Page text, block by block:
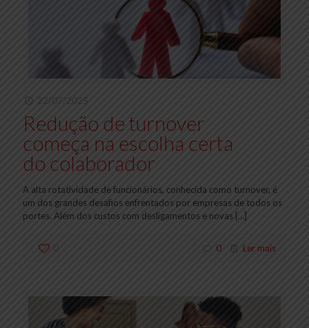
22/07/2025
Redução de turnover
começa na escolha certa
do colaborador
A alta rotatividade de funcionários, conhecida como turnover, é
um dos grandes desafios enfrentados por empresas de todos os
portes. Além dos custos com desligamentos e novas […]
0 0 Ler mais